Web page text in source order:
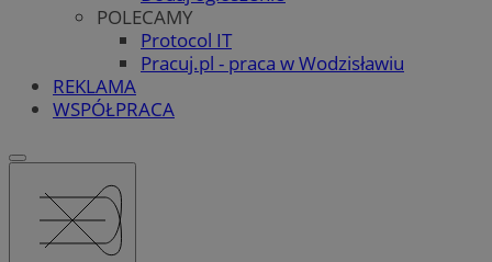
POLECAMY
Protocol IT
Pracuj.pl - praca w Wodzisławiu
REKLAMA
WSPÓŁPRACA